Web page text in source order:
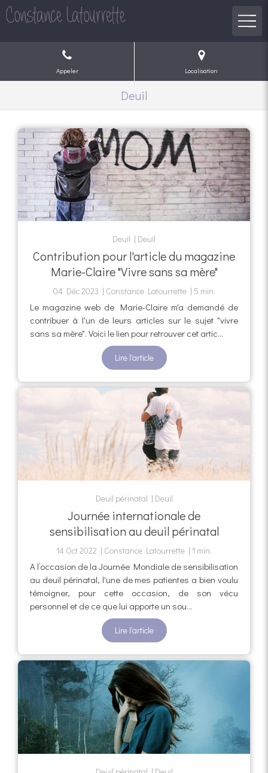
Appeler Localisation
Deuil
Deuil Deuil
Contribution pour l'article du magazine
Marie-Claire "Vivre sans sa mère"
04 Déc 2023 Constance Latourrette 5 min.
Le magazine web de Marie-Claire m'a demandé de
contribuer à l'un de leurs articles sur le sujet "vivre
sans sa mère". Voici le lien pour retrouver cet artic...
Lire l'article
Deuil périnatal Deuil
Journée internationale de
sensibilisation au deuil périnatal
14 Oct 2022 Constance Latourrette 1 min.
A l’occasion de la Journée Mondiale de sensibilisation
au deuil périnatal, l'une de mes patientes a bien voulu
témoigner, pour cette occasion, de son vécu
personnel et de ce que lui apporte un sou...
Lire l'article